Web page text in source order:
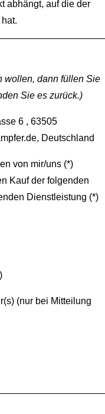
abhängt, auf die der
wollen, dann füllen Sie
Sie es zurück.)
6 , 63505
Deutschland
von mir/uns (*)
Kauf der folgenden
Dienstleistung (*)
(nur bei Mitteilung